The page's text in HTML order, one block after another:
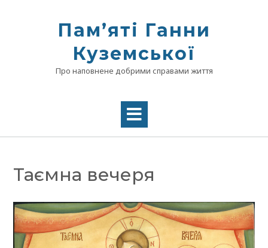
Памʼяті Ганни
Куземської
Про наповнене добрими справами життя
Таємна вечеря